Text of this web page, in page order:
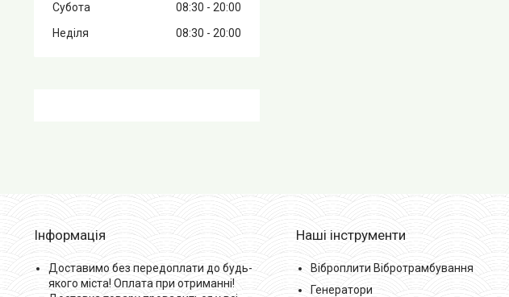
Субота
08:30
20:00
Неділя
08:30 20:00
Інформація
Доставимо без передоплати до будь-
якого міста! Оплата при отриманні!
Наші інструменти
Віброплити Вібротрамбування
Генератори